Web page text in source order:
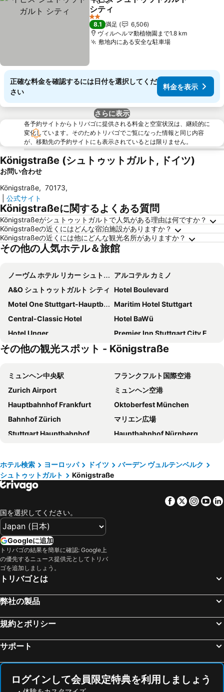
シェアお気に入りに追加
シティ
料金を表示
2 ホテルのランク
8.1 満足
6,506
ヴィルヘルマ動植物園まで1.8 km
敷地内にある安全な駐車場料金を表示
正確な料金を確認するには日付を選択してくだ
さい
料金を表示
さらに表示
各予約サイトからトリバゴに提供される料金と空室状況は、継続的に
変化しています。そのためトリバゴでご覧になった情報と同じ内容
が、移動先の予約サイトにも表示されているとは限りません。
Königstraße (シュトゥットガルト, ドイツ)
お問い合わせ
Königstraße, 70173,
公式サイト
Königstraßeに関するよくある質問
Königstraßeがシュトゥットガルトで人気がある理由は何ですか？
Königstraßeの近くにはどんな宿泊施設がありますか？
Königstraßeの近くには他にどんな観光名所がありますか？
その他の人気ホテル＆旅館
ノーヴム ホテル リカー シュトゥットガルト ハウプトバーンホフ
アルコテル カミノ
A&O シュトゥットガルト シティ Hotel Boulevard
Motel One Stuttgart-Hauptbahnhof
Maritim Hotel Stuttgart
Central-Classic Hotel
Hotel BaWü
Hotel Unger
Premier Inn Stuttgart City Europaviertel
Steigenberger Graf Zeppelin
Premier Inn Stuttgart City Centre
Premier Inn Stuttgart Feuerbach
ibis budget Stuttgart City Nord
ル メリディアン シュトゥットガルト
Hotel Austria Stuttgart-City
Hotel Austria Stuttgart-City
イビス シュトゥットガルト エアポート メッセ
MASEVEN Stuttgart SI-Centrum
Motel One Stuttgart-Mitte
Hotel Astoria am Urachplatz
B&B HOTEL Stuttgart-City
モーベンピック ホテル シュトゥットガルト エアポート
EmiLu Design Hotel
Ruby Hanna Hotel Stuttgart
Hotel Astoria
Hampton by Hilton Stuttgart City Centre
Hotel Royal
Hotel Strohgäu
Hotel Garni am Olgaeck
トップ ホテル ヴァルトブルク シュトゥットガルト
Holiday Inn - The Niu, Mesh Stuttgart Messe By Ihg
Wyndham Stuttgart Airport Messe
Hotel Spahr
Moxy Stuttgart Feuerbach
クローネンホテル シュトゥットガルト
JUNGLE No5 - Your Digital Boutique Hotel
Aparthotel Wangener Landhaus
Aparthotel Adagio Stuttgart Neckarpark
フリッツィーズ アート ホテル
City Hotel
その他の観光スポット - Königstraße
ミュンヘン中央駅
フランクフルト国際空港
Zurich Airport
ミュンヘン空港
Hauptbahnhof Frankfurt
Oktoberfest München
Bahnhof Zürich
マリエン広場
Stuttgart Hauptbahnhof
Hauptbahnhof Nürnberg
ハイデルベルク城
レーマー
Bahnhof Füssen
City Centre
ヨーロッパパーク
新ミュンヘン国際見本市会場
Technische Universität München
オリンピアパーク ミュンヘン
Karlsplatz - Stachus
Zeppelin Museum
アリアンツ アレーナ
Fränkisches Wunderland Amusement Park
Bahnhof München-Pasing
Bahnhofsviertel
Marienplatz Metro Station
Lechfall
Central Station Basel
Harras Metro Station
ホテル検索 ヨーロッパ ドイツ
バーデン ヴュルテンベルク
シュトゥットガルト
Königstraße
Facebook
Twitter
国を選択してください。
Googleに追加
トリバゴの結果を簡単に確認: Google上
の優先するニュース提供元としてトリバ
ゴを追加しましょう。
トリバゴとは
弊社の製品
規約とポリシー
サポート
ログインして会員限定特典を利用しましょう